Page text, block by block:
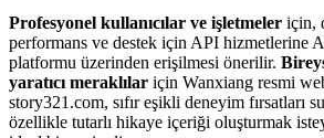
Profesyonel kullanıcılar ve işletmeler için,
performans ve destek için API hizmetlerine
platformu üzerinden erişilmesi önerilir.
yaratıcı meraklılar için Wanxiang resmi
story321.com, sıfır eşikli deneyim fırsatları
özellikle tutarlı hikaye içeriği oluşturmak